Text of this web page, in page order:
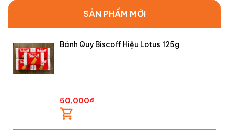
SẢN PHẨM MỚI
Bánh Quy Biscoff Hiệu Lotus 125g
50,000₫